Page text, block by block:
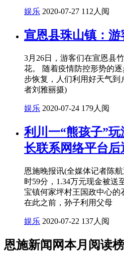
娱乐 2020-07-27 112人阅
宣恩县珠山镇：
3月26日，游客们在宣恩县
花。 随着疫情防控形势的
步恢复，人们利用好天气到
者刘雅丽摄)
娱乐 2020-07-24 179人阅
利川一“熊孩子”
长联系网络平台后
恩施晚报讯(全媒体记者陈
时59分，1.34万元现金被送
宝镇何家坪村王国政中心的
在此之前，孙子利用父母
娱乐 2020-07-22 137人阅
恩施新闻网本月阅读榜